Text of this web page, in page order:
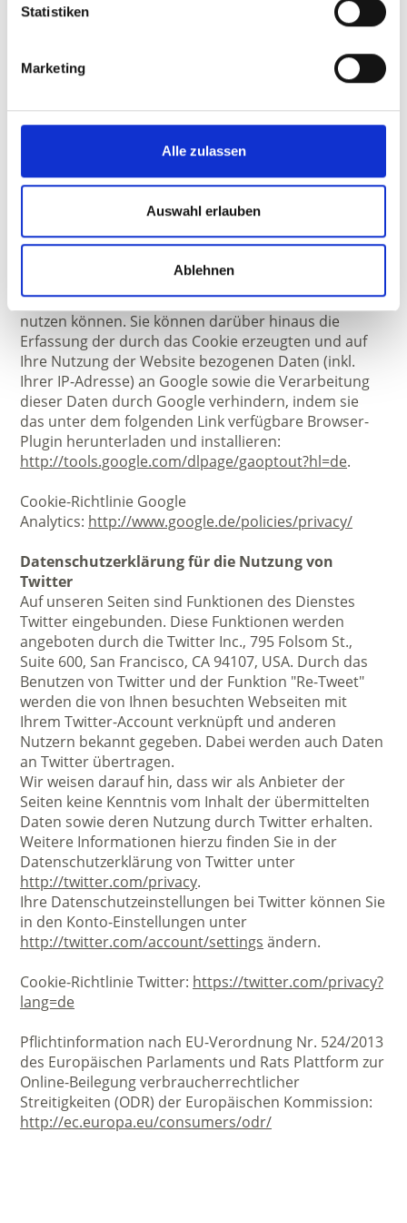
Statistiken
Marketing
Alle zulassen
Auswahl erlauben
Ablehnen
Website wird Google diese Informationen benutzen,
Reports über die Websiteaktivitäten
zusammenzustellen und um weitere mit der
verbundene Dienstleistungen gegenüber dem
Websitebetreiber zu erbringen. Die im Rahmen von
Google Analytics von Ihrem Browser übermittelte IP-
Adresse wird nicht mit anderen Daten von Google
zusammengeführt.
Sie können die Speicherung der Cookies durch eine
entsprechende Einstellung Ihrer Browser-Software
verhindern; wir weisen Sie jedoch darauf hin, dass Sie
in diesem Fall gegebenenfalls nicht sämtliche
Funktionen dieser Website vollumfänglich werden
nutzen können. Sie können darüber hinaus die
Erfassung der durch das Cookie erzeugten und auf
Ihre Nutzung der Website bezogenen Daten (inkl.
Ihrer IP-Adresse) an Google sowie die Verarbeitung
dieser Daten durch Google verhindern, indem sie
das unter dem folgenden Link verfügbare Browser-
Plugin herunterladen und installieren:
http://tools.google.com/dlpage/gaoptout?hl=de.
Cookie-Richtlinie Google
Analytics: http://www.google.de/policies/privacy/
Datenschutzerklärung für die Nutzung von
Twitter
Auf unseren Seiten sind Funktionen des Dienstes
Twitter eingebunden. Diese Funktionen werden
angeboten durch die Twitter Inc., 795 Folsom St.,
Suite 600, San Francisco, CA 94107, USA. Durch das
Benutzen von Twitter und der Funktion "Re-Tweet"
werden die von Ihnen besuchten Webseiten mit
Ihrem Twitter-Account verknüpft und anderen
Nutzern bekannt gegeben. Dabei werden auch Daten
an Twitter übertragen.
Wir weisen darauf hin, dass wir als Anbieter der
Seiten keine Kenntnis vom Inhalt der übermittelten
Daten sowie deren Nutzung durch Twitter erhalten.
Weitere Informationen hierzu finden Sie in der
Datenschutzerklärung von Twitter unter
http://twitter.com/privacy.
Ihre Datenschutzeinstellungen bei Twitter können Sie
in den Konto-Einstellungen unter
http://twitter.com/account/settings ändern.
Cookie-Richtlinie Twitter: https://twitter.com/privacy?
lang=de
Pflichtinformation nach EU-Verordnung Nr. 524/2013
des Europäischen Parlaments und Rats Plattform zur
Online-Beilegung verbraucherrechtlicher
Streitigkeiten (ODR) der Europäischen Kommission:
http://ec.europa.eu/consumers/odr/